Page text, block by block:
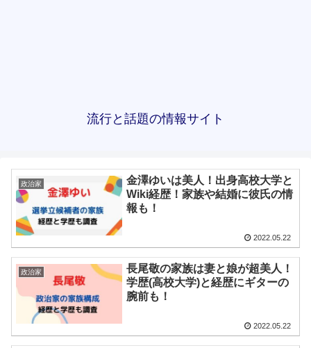
流行と話題の情報サイト
政治家
金澤ゆいは美人！出身高校大学と
Wiki経歴！家族や結婚に彼氏の情
報も！
2022.05.22
政治家
長尾敬の家族は妻と娘が超美人！
学歴(高校大学)と経歴にギターの
腕前も！
2022.05.22